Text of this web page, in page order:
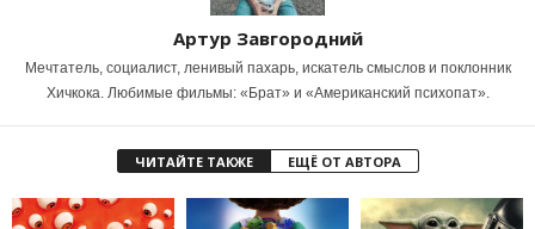
Артур Завгородний
Мечтатель, социалист, ленивый пахарь, искатель смыслов и поклонник
Хичкока. Любимые фильмы: «Брат» и «Американский психопат».
ЧИТАЙТЕ ТАКЖЕ ЕЩЁ ОТ АВТОРА